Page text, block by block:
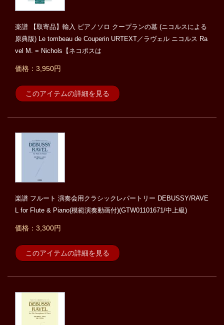
楽譜 【取寄品】輸入 ピアノソロ クープランの墓 (ニコルスによる
原典版) Le tombeau de Couperin URTEXT／ラヴェル ニコルス Ra
vel M. = Nichols【ネコポスは
価格：3,950円
このアイテムの詳細を見る
楽譜 フルート 演奏会用クラシックレパートリー DEBUSSY/RAVE
L for Flute & Piano(模範演奏動画付)(GTW01101671/中上級)
価格：3,300円
このアイテムの詳細を見る